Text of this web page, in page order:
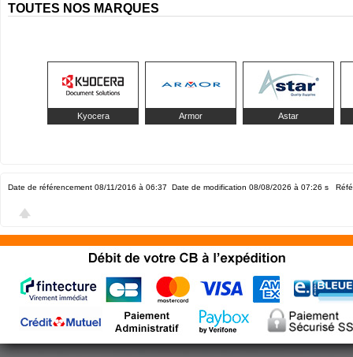
TOUTES NOS MARQUES
Kyocera Armor Astar
Date de référencement 08/11/2016 à 06:37 Date de modification 08/08/2026 à 07:26 s